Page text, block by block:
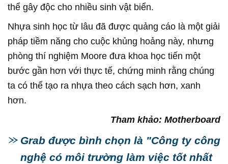
thể gây độc cho nhiều sinh vật biển.
Nhựa sinh học từ lâu đã được quảng cáo là một giải
pháp tiềm năng cho cuộc khủng hoảng này, nhưng
phòng thí nghiệm Moore đưa khoa học tiến một
bước gần hơn với thực tế, chứng minh rằng chúng
ta có thể tạo ra nhựa theo cách sạch hơn, xanh
hơn.
Tham khảo: Motherboard
Grab được bình chọn là "Công ty công
nghệ có môi trường làm việc tốt nhất